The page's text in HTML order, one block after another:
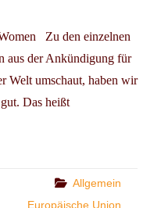
Zu den einzelnen
der Ankündigung für
Welt umschaut, haben wir
Das heißt
Categories
Allgemein
Europäische Union